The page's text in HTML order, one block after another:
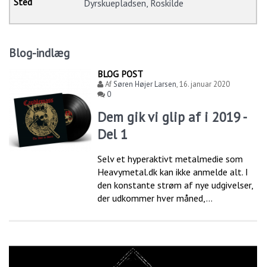
Dyrskuepladsen, Roskilde
Blog-indlæg
BLOG POST
AfSøren Højer Larsen,16. januar 2020
0
Dem gik vi glip af i 2019 -
Del 1
Selv et hyperaktivt metalmedie som
Heavymetal.dk kan ikke anmelde alt. I
den konstante strøm af nye udgivelser,
der udkommer hver måned,...